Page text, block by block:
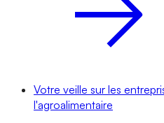
Votre veille sur les
l'agroalimentaire